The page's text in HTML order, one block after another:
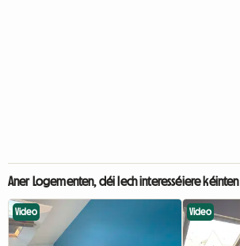
Aner Logementen, déi Iech interesséiere kéinten
Video Video